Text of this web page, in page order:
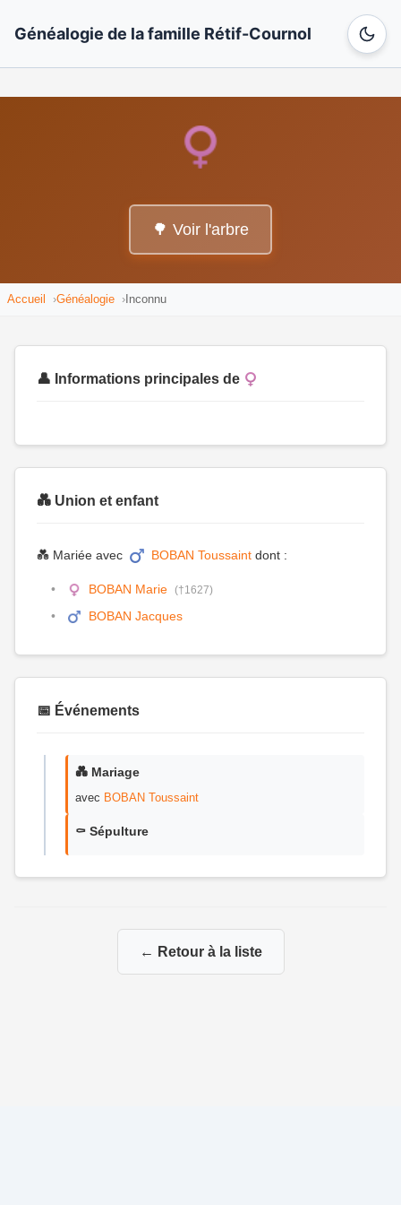
Généalogie de la famille Rétif-Cournol
🌳 Voir l'arbre
Accueil Généalogie Inconnu
👤 Informations principales de
💑 Union et enfant
💑 Mariée avec BOBAN Toussaint dont :
BOBAN Marie (†1627)
BOBAN Jacques
📅 Événements
💑 Mariage
avec BOBAN Toussaint
⚰️ Sépulture
← Retour à la liste